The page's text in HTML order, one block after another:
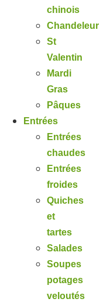
chinois
Chandeleur
St
Valentin
Mardi
Gras
Pâques
Entrées
Entrées
chaudes
Entrées
froides
Quiches
et
tartes
Salades
Soupes
potages
veloutés